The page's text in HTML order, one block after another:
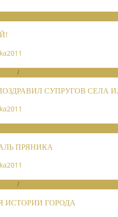
/
СУПРУГОВ СЕЛА
ПРЯНИКА
/
ИСТОРИИ ГОРОДА